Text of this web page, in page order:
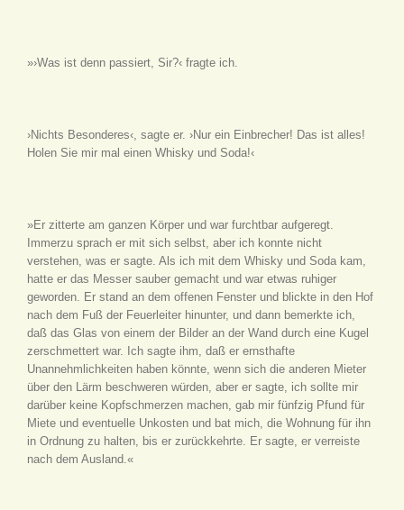
»›Was ist denn passiert, Sir?‹ fragte ich.
›Nichts Besonderes‹, sagte er. ›Nur ein Einbrecher! Das ist alles!
Holen Sie mir mal einen Whisky und Soda!‹
»Er zitterte am ganzen Körper und war furchtbar aufgeregt.
Immerzu sprach er mit sich selbst, aber ich konnte nicht
verstehen, was er sagte. Als ich mit dem Whisky und Soda kam,
hatte er das Messer sauber gemacht und war etwas ruhiger
geworden. Er stand an dem offenen Fenster und blickte in den Hof
nach dem Fuß der Feuerleiter hinunter, und dann bemerkte ich,
daß das Glas von einem der Bilder an der Wand durch eine Kugel
zerschmettert war. Ich sagte ihm, daß er ernsthafte
Unannehmlichkeiten haben könnte, wenn sich die anderen Mieter
über den Lärm beschweren würden, aber er sagte, ich sollte mir
darüber keine Kopfschmerzen machen, gab mir fünfzig Pfund für
Miete und eventuelle Unkosten und bat mich, die Wohnung für ihn
in Ordnung zu halten, bis er zurückkehrte. Er sagte, er verreiste
nach dem Ausland.«